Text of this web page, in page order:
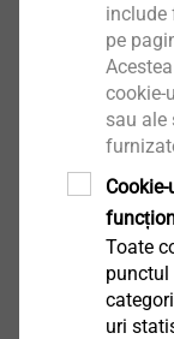
Instrucțiuni
Suprafața
grăsime. Orice
îndepărtate.
Temperatura
C. Tăiați din
necesară cu o
rama ferestrei
acoperire pe
clapă. Îndoiți
include
pe
cookie-
sau ale
Toate
punctul
uri